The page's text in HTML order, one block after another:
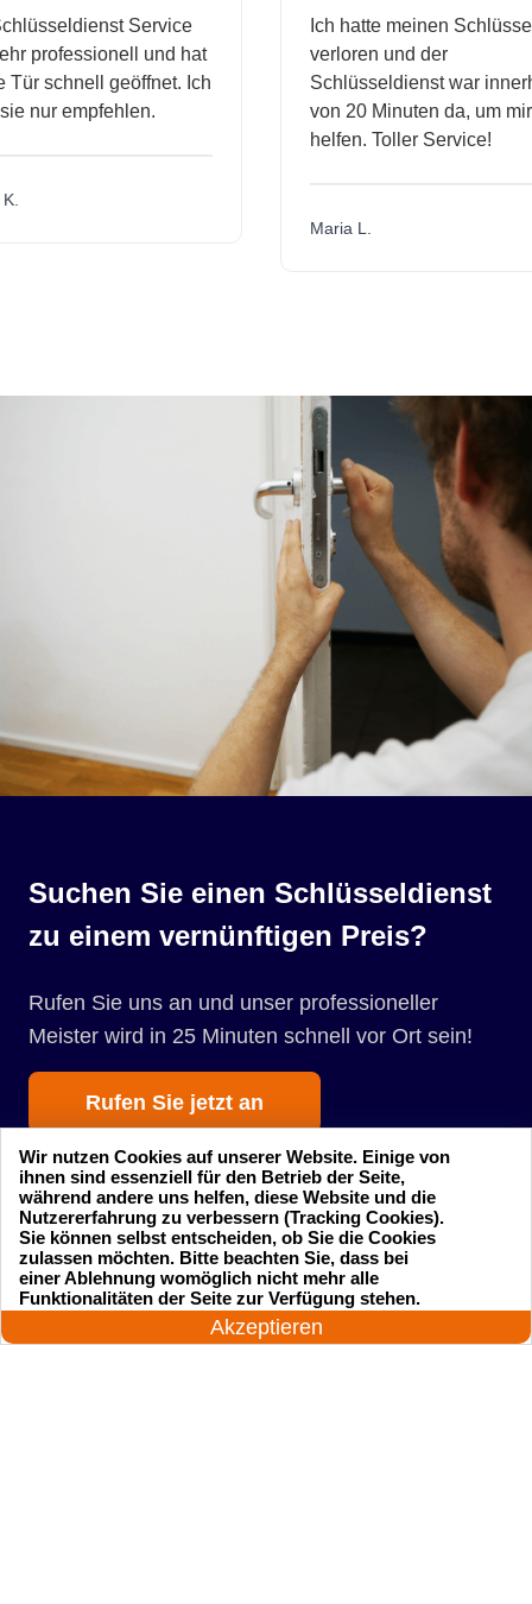
Service
professionell und hat
schnell geöffnet. Ich
nur empfehlen.
Ich hatte meinen Schlüssel
verloren und der
Schlüsseldienst war
von 20 Minuten da, um mir
helfen. Toller Service!
Maria L.
Suchen Sie einen Schlüsseldienst
zu einem vernünftigen Preis?
Rufen Sie uns an und unser professioneller
Meister wird in 25 Minuten schnell vor Ort sein!
Rufen Sie jetzt an
Startseite Einsatzgebiete
Preise
24 Stunden am Tag
Akzeptieren
Wir nutzen Cookies auf unserer Website. Einige von
ihnen sind essenziell für den Betrieb der Seite,
während andere uns helfen, diese Website und die
Nutzererfahrung zu verbessern (Tracking Cookies).
Sie können selbst entscheiden, ob Sie die Cookies
zulassen möchten. Bitte beachten Sie, dass bei
einer Ablehnung womöglich nicht mehr alle
Funktionalitäten der Seite zur Verfügung stehen.